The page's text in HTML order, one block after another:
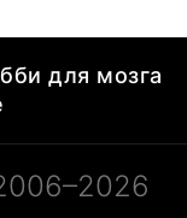
для мозга